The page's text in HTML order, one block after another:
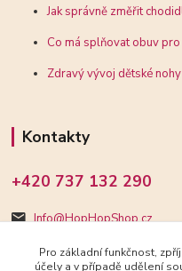
Jak správně změřit
Co má splňovat obuv
Zdravý vývoj dětské nohy
Kontakty
+420 737 132 290
Info@HopHopShop.cz
Pro základní funkčnost,
účely a v případě udělení